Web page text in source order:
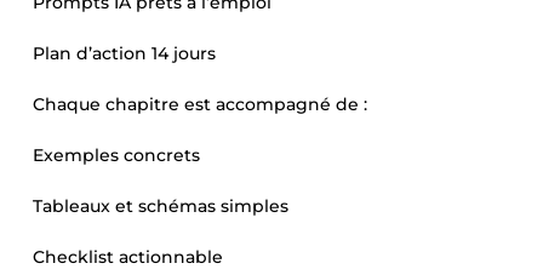
Plan d’action 14 jours
Chaque chapitre est accompagné de :
Exemples concrets
Tableaux et schémas simples
Checklist actionnable